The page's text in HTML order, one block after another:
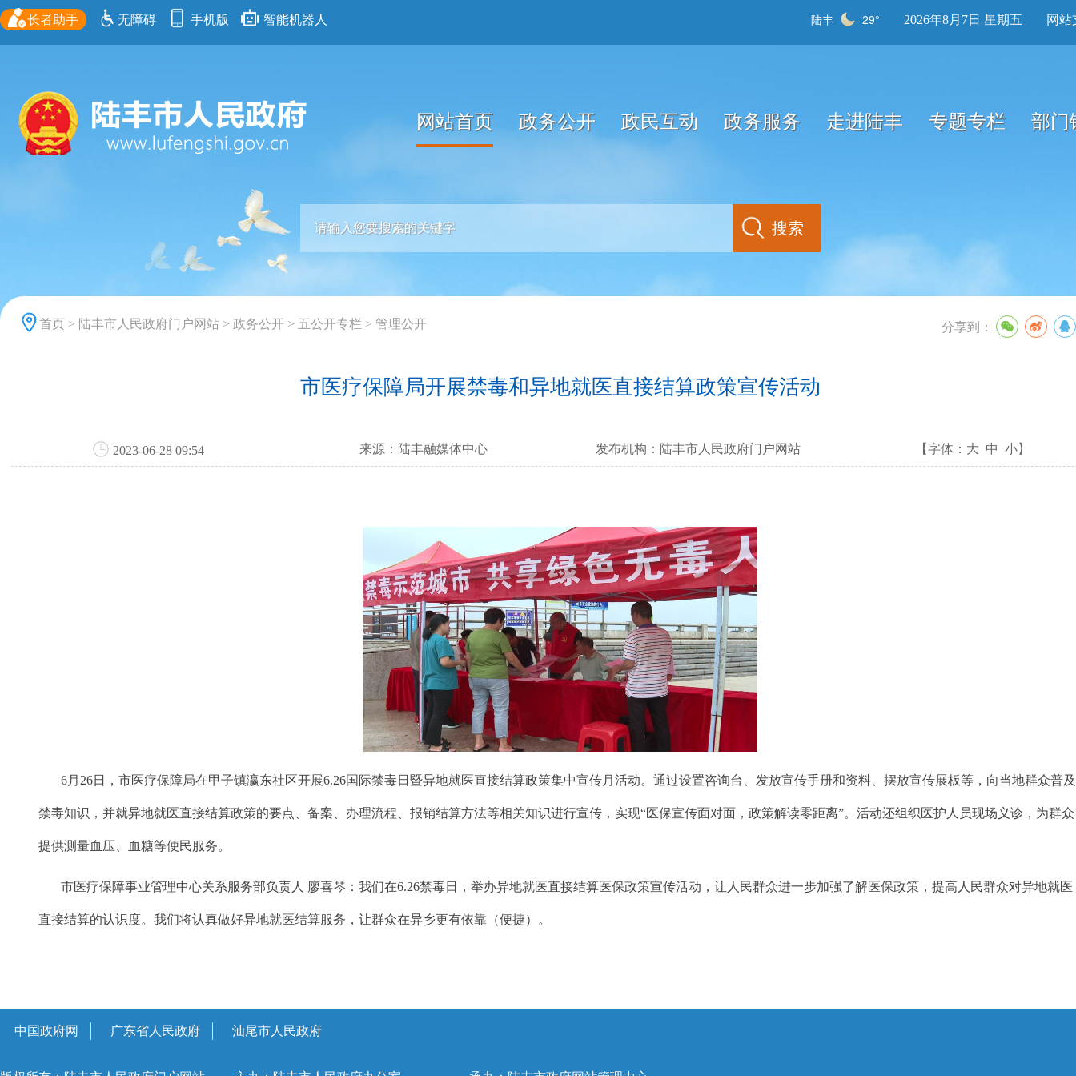
长者助手 无障碍 手机版 智能机器人 陆丰 29° 2026年8月7日 星期五 网站
网站首页 政务公开 政民互动 政务服务 走进陆丰 专题专栏 部门
首页 > 陆丰市人民政府门户网站 > 政务公开 > 五公开专栏 > 管理公开 分享到：
市医疗保障局开展禁毒和异地就医直接结算政策宣传活动
2023-06-28 09:54 来源： 陆丰融媒体中心 发布机构： 陆丰市人民政府门户网站 【字体： 大 中 小】
6月26日，市医疗保障局在甲子镇瀛东社区开展6.26国际禁毒日暨异地就医直接结算政策集中宣传月活动。通过设置咨询台、发放宣传手册和资料、摆放宣传展板等，向当地群众普及
禁毒知识，并就异地就医直接结算政策的要点、备案、办理流程、报销结算方法等相关知识进行宣传，实现“医保宣传面对面，政策解读零距离”。活动还组织医护人员现场义诊，为群众
提供测量血压、血糖等便民服务。
市医疗保障事业管理中心关系服务部负责人 廖喜琴：我们在6.26禁毒日，举办异地就医直接结算医保政策宣传活动，让人民群众进一步加强了解医保政策，提高人民群众对异地就医
直接结算的认识度。我们将认真做好异地就医结算服务，让群众在异乡更有依靠（便捷）。
中国政府网 广东省人民政府 汕尾市人民政府